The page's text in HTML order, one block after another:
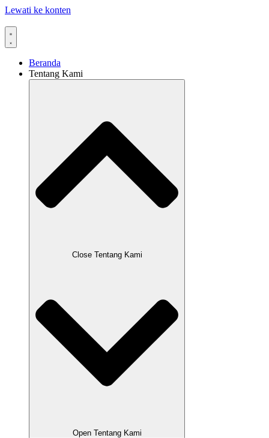
Lewati ke konten
Beranda
Tentang Kami
Close Tentang Kami
Open Tentang Kami